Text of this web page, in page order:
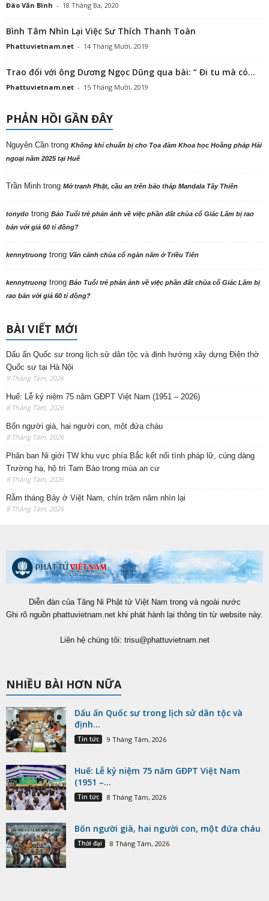
Đào Văn Bình - 18 Tháng Ba, 2020
Bình Tâm Nhìn Lại Việc Sư Thích Thanh Toàn
Phattuvietnam.net - 14 Tháng Mười, 2019
Trao đổi với ông Dương Ngọc Dũng qua bài: “ Đi tu mà có...
Phattuvietnam.net - 15 Tháng Mười, 2019
PHẢN HỒI GẦN ĐÂY
Nguyên Cần trong Không khí chuẩn bị cho Tọa đàm Khoa học Hoằng pháp Hải
ngoại năm 2025 tại Huế
Trần Minh trong Mở tranh Phật, cầu an trên bảo tháp Mandala Tây Thiên
tonydo trong Báo Tuổi trẻ phản ảnh về việc phần đất chùa cổ Giác Lâm bị rao
bán với giá 60 tỉ đồng?
kennytruong trong Vãn cảnh chùa cổ ngàn năm ở Triều Tiên
kennytruong trong Báo Tuổi trẻ phản ảnh về việc phần đất chùa cổ Giác Lâm bị
rao bán với giá 60 tỉ đồng?
BÀI VIẾT MỚI
Dấu ấn Quốc sư trong lịch sử dân tộc và định hướng xây dựng Điện thờ
Quốc sư tại Hà Nội
9 Tháng Tám, 2026
Huế: Lễ kỷ niệm 75 năm GĐPT Việt Nam (1951 – 2026)
8 Tháng Tám, 2026
Bốn người già, hai người con, một đứa cháu
8 Tháng Tám, 2026
Phân ban Ni giới TW khu vực phía Bắc kết nối tình pháp lữ, cúng dàng
Trường hạ, hộ trì Tam Bảo trong mùa an cư
8 Tháng Tám, 2026
Rằm tháng Bảy ở Việt Nam, chín trăm năm nhìn lại
8 Tháng Tám, 2026
Diễn đàn của Tăng Ni Phật tử Việt Nam trong và ngoài nước
Ghi rõ nguồn phattuvietnam.net khi phát hành lại thông tin từ website này.
Liên hệ chúng tôi: trisu@phattuvietnam.net
NHIỀU BÀI HƠN NỮA
Dấu ấn Quốc sư trong lịch sử dân tộc và
định...
Tin tức 9 Tháng Tám, 2026
Huế: Lễ kỷ niệm 75 năm GĐPT Việt Nam
(1951 –...
Tin tức 8 Tháng Tám, 2026
Bốn người già, hai người con, một đứa cháu
Thời đại 8 Tháng Tám, 2026